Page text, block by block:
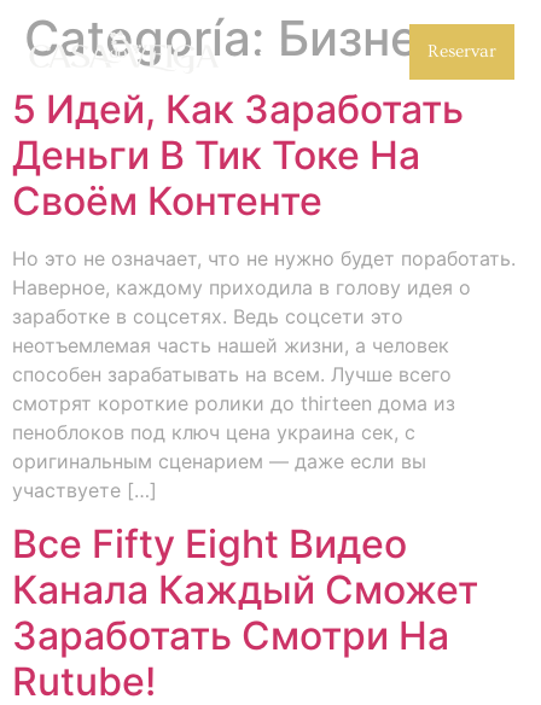
Reservar
Categoría: Бизнес
5 Идей, Как Заработать
Деньги В Тик Токе На
Своём Контенте
Но это не означает, что не нужно будет поработать.
Наверное, каждому приходила в голову идея о
заработке в соцсетях. Ведь соцсети это
неотъемлемая часть нашей жизни, а человек
способен зарабатывать на всем. Лучше всего
смотрят короткие ролики до thirteen дома из
пеноблоков под ключ цена украина сек, с
оригинальным сценарием — даже если вы
участвуете […]
Все Fifty Eight Видео
Канала Каждый Сможет
Заработать Смотри На
Rutube!